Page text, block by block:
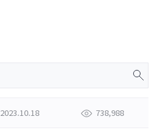
2023.10.18 738,988